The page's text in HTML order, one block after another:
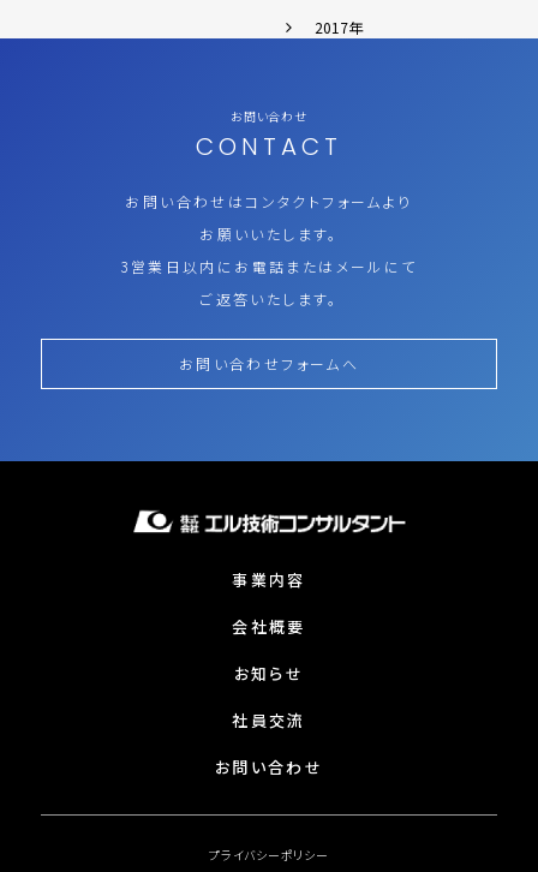
2017年
お問い合わせ
CONTACT
お問い合わせはコンタクトフォームより
お願いいたします。
3営業日以内にお電話またはメールにて
ご返答いたします。
お問い合わせフォームへ
事業内容
会社概要
お知らせ
社員交流
お問い合わせ
プライバシーポリシー